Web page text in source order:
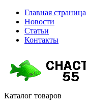
Главная страница
Новости
Статьи
Контакты
Каталог товаров